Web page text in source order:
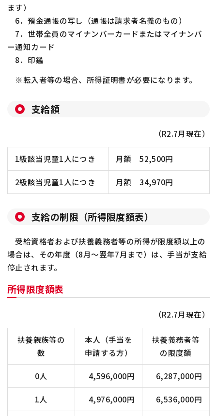
ます）
6．預金通帳の写し（通帳は請求者名義のもの）
7．世帯全員のマイナンバーカードまたはマイナンバ
ー通知カード
8．印鑑
※転入者等の場合、所得証明書が必要になります。
支給額
（R2.7月現在）
1級該当児童1人につき 月額 52,500円
2級該当児童1人につき 月額 34,970円
支給の制限（所得限度額表）
受給資格者および扶養義務者等の所得が限度額以上の
場合は、その年度（8月～翌年7月まで）は、手当が支給
停止されます。
所得限度額表
（R2.7月現在）
扶養親族等の
数
本人（手当を
申請する方）
扶養義務者等
の限度額
0人 4,596,000円 6,287,000円
1人 4,976,000円 6,536,000円